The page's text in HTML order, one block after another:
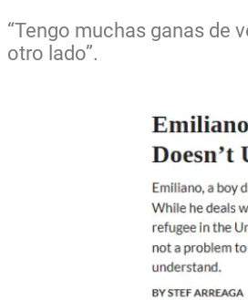
“Tengo muchas ganas de
otro lado”.